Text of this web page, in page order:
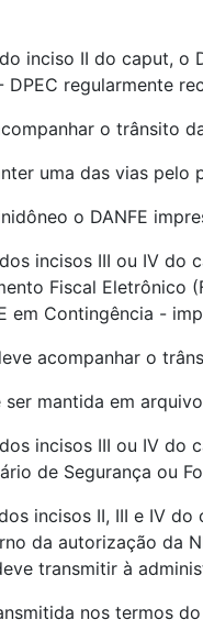
inciso II do caput, o
regularmente
o trânsito
uma das vias pelo
o DANFE
incisos III ou IV do
Fiscal Eletrônico
em Contingência -
acompanhar o
mantida em
incisos III ou IV do
de Segurança ou
incisos II, III e IV
da autorização da
transmitir à
nos termos